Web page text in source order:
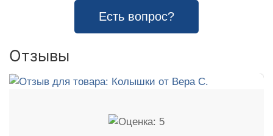
Есть вопрос?
Отзывы